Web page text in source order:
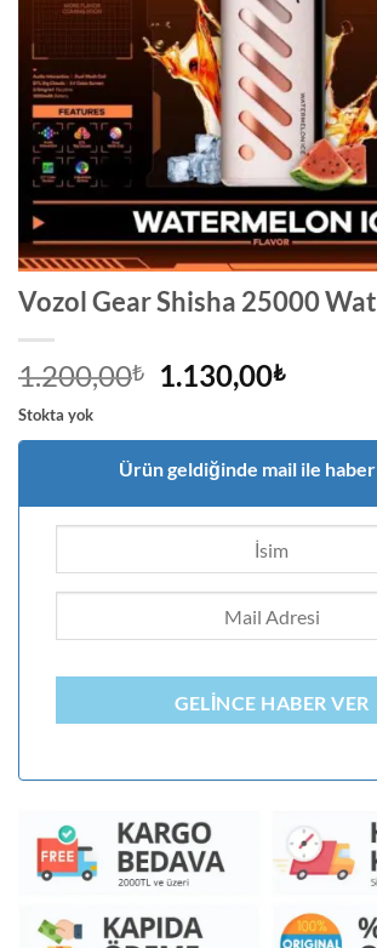
Vozol Gear Shisha 25000
1.200,00₺
Orijinal
1.200,00₺.
1.130,00₺Şu
fiyat:
Stokta yok
Ürün geldiğinde mail ile
GELINCE HABER VER